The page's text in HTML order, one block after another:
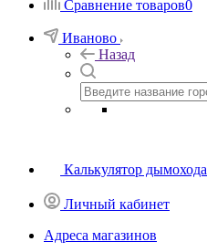
Сравнение товаров0
Иваново
Назад
Калькулятор дымохода
Личный кабинет
Адреса магазинов